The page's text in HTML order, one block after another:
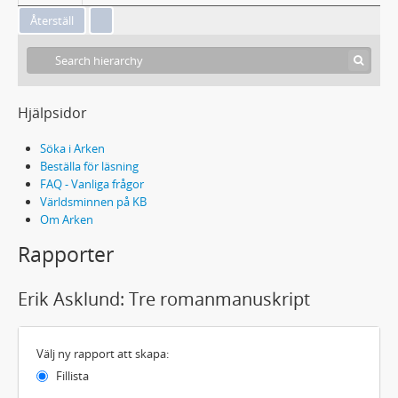
Hjälpsidor
Söka i Arken
Beställa för läsning
FAQ - Vanliga frågor
Världsminnen på KB
Om Arken
Rapporter
Erik Asklund: Tre romanmanuskript
Välj ny rapport att skapa:
Fillista